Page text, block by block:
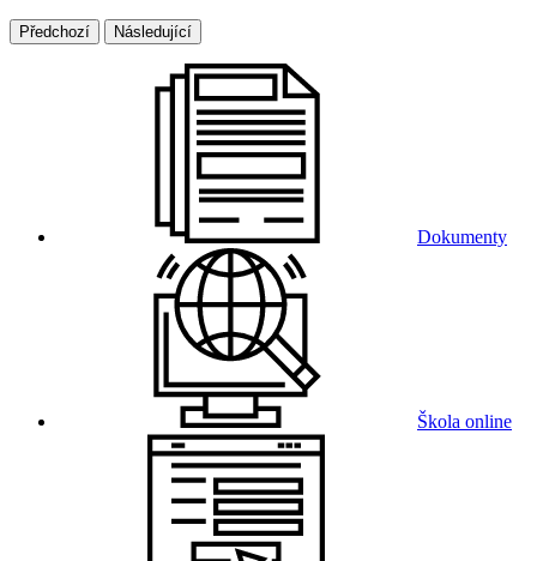
Předchozí Následující
Dokumenty
Škola online